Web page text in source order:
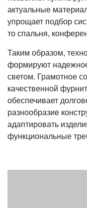
актуальные
упрощает подбор
то спальня,
Таким образом,
формируют
светом. Грамотное
качественной
обеспечивает
разнообразие
адаптировать
функциональные